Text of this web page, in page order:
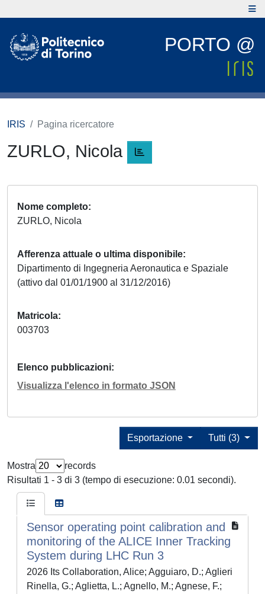
PORTO @
IRIS Pagina ricercatore
ZURLO, Nicola
Nome completo
ZURLO, Nicola
Afferenza attuale o ultima disponibile
Dipartimento di Ingegneria Aeronautica e Spaziale
(attivo dal 01/01/1900 al 31/12/2016)
Matricola
003703
Elenco pubblicazioni
Visualizza l'elenco in formato JSON
Tutti (3)
Esportazione
Mostra
records
Risultati 1 - 3 di 3 (tempo di esecuzione: 0.01 secondi).
Sensor operating point calibration and
monitoring of the ALICE Inner Tracking
System during LHC Run 3
2026 Its Collaboration, Alice; Agguiaro, D.; Aglieri
Rinella, G.; Aglietta, L.; Agnello, M.; Agnese, F.;